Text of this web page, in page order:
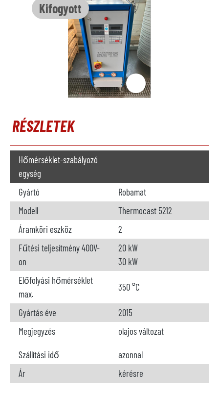
Kifogyott
RÉSZLETEK
Hőmérséklet-szabályozó
egység
Gyártó
Robamat
Modell
Thermocast 5212
Áramköri eszköz
2
Fűtési teljesítmény 400V-
on
20 kW
30 kW
Előfolyási hőmérséklet
max.
350 °C
Gyártás éve
2015
Megjegyzés
olajos változat
Szállítási idő
azonnal
Ár
kérésre